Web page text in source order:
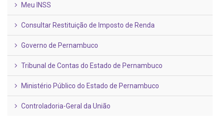
Meu INSS
Consultar Restituição de Imposto de Renda
Governo de Pernambuco
Tribunal de Contas do Estado de Pernambuco
Ministério Público do Estado de Pernambuco
Controladoria-Geral da União